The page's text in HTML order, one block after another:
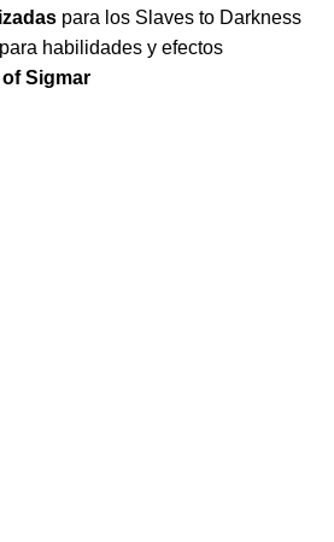
para los Slaves to Darkness
para habilidades y efectos
Sigmar